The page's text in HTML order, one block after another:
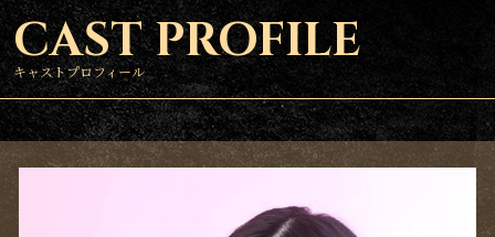
CAST PROFILE
キャストプロフィール